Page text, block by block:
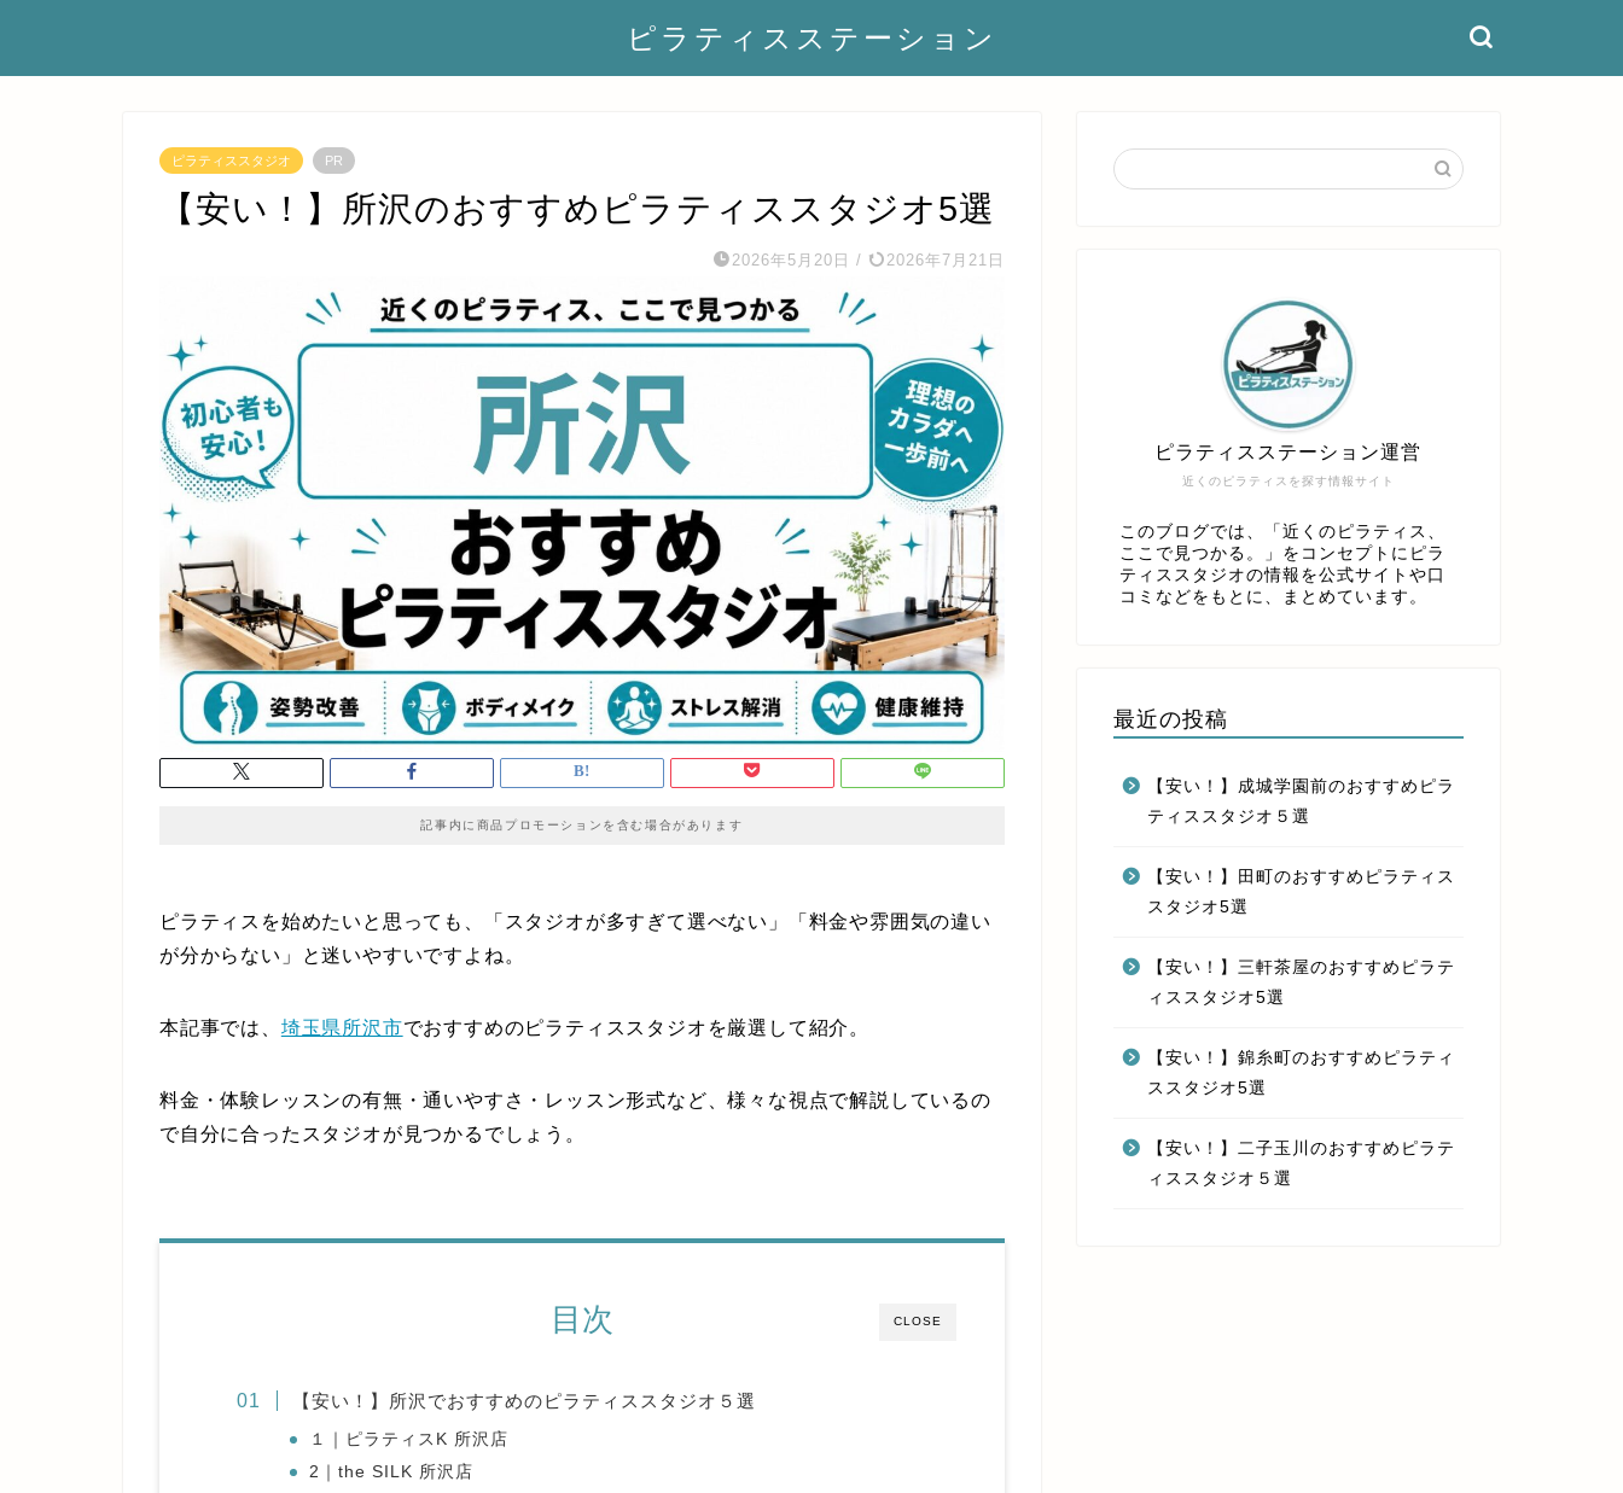
ピラティスステーション
ピラティススタジオ PR
【安い！】所沢のおすすめピラティススタジオ5選
2026年5月20日 / 2026年7月21日
記事内に商品プロモーションを含む場合があります
ピラティスを始めたいと思っても、「スタジオが多すぎて選べない」「料金や雰囲気の違い
が分からない」と迷いやすいですよね。
本記事では、 埼玉県 所沢市でおすすめのピラティススタジオを厳選して紹介。
料金・体験レッスンの有無・通いやすさ・レッスン形式など、様々な視点で解説しているの
で自分に合ったスタジオが見つかるでしょう。
CLOSE
目次
【安い！】所沢でおすすめのピラティススタジオ５選
１｜ピラティスK 所沢店
2｜the SILK 所沢店
近くのピラティスを探す情報サイト
ピラティスステーション運営
このブログでは、「近くのピラティス、
ここで見つかる。」をコンセプトにピラ
ティススタジオの情報を公式サイトや口
コミなどをもとに、まとめています。
最近の投稿
【安い！】成城学園前のおすすめピラ
ティススタジオ５選
【安い！】田町のおすすめピラティス
スタジオ5選
【安い！】三軒茶屋のおすすめピラテ
ィススタジオ5選
【安い！】錦糸町のおすすめピラティ
ススタジオ5選
【安い！】二子玉川のおすすめピラテ
ィススタジオ５選